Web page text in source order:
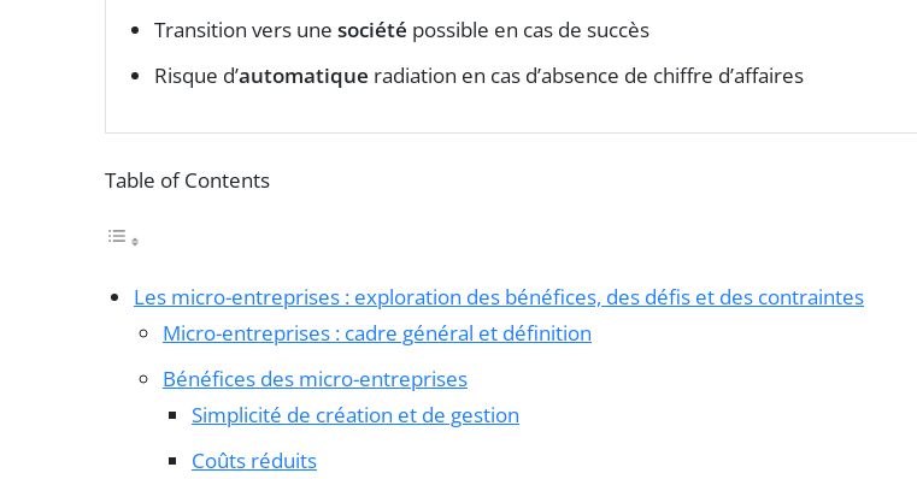
Transition vers une société possible en cas de succès
Risque d’automatique radiation en cas d’absence de chiffre d’affaires
Table of Contents
Les micro-entreprises : exploration des bénéfices, des défis et des contraintes
Micro-entreprises : cadre général et définition
Bénéfices des micro-entreprises
Simplicité de création et de gestion
Coûts réduits